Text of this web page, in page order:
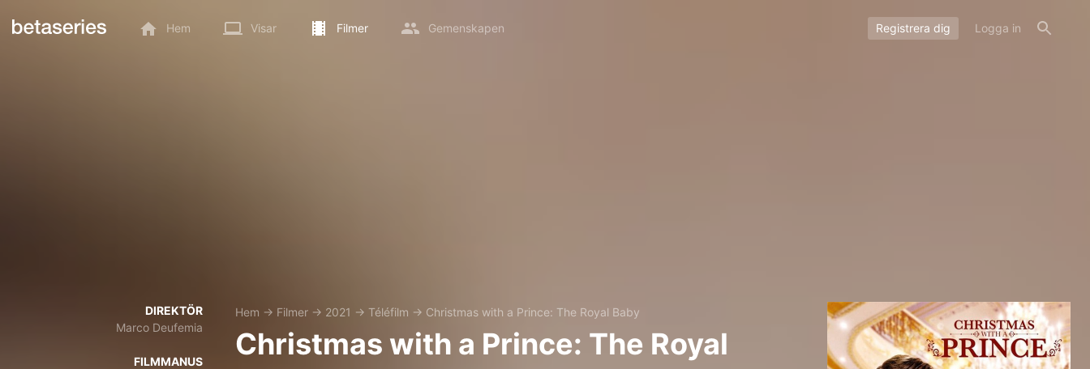
Hem Visar Filmer Gemenskapen Registrera dig Logga in
DIREKTÖR
Marco Deufemia
FILMMANUS
Hem → Filmer → 2021 → Téléfilm → Christmas with a Prince: The Royal Baby
Christmas with a Prince: The Royal